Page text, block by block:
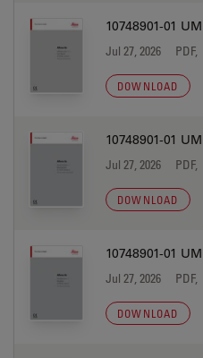
10748901-01
Jul 27, 2026
DOWNLOAD
10748901-01
Jul 27, 2026
DOWNLOAD
10748901-01
Jul 27, 2026
DOWNLOAD